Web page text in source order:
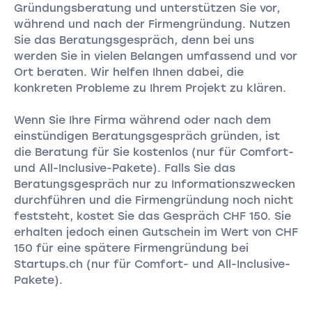
Gründungsberatung und unterstützen Sie vor,
während und nach der Firmengründung. Nutzen
Sie das Beratungsgespräch, denn bei uns
werden Sie in vielen Belangen umfassend und vor
Ort beraten. Wir helfen Ihnen dabei, die
konkreten Probleme zu Ihrem Projekt zu klären.
Wenn Sie Ihre Firma während oder nach dem
einstündigen Beratungsgespräch gründen, ist
die Beratung für Sie kostenlos (nur für Comfort-
und All-Inclusive-Pakete). Falls Sie das
Beratungsgespräch nur zu Informationszwecken
durchführen und die Firmengründung noch nicht
feststeht, kostet Sie das Gespräch CHF 150. Sie
erhalten jedoch einen Gutschein im Wert von CHF
150 für eine spätere Firmengründung bei
Startups.ch (nur für Comfort- und All-Inclusive-
Pakete).